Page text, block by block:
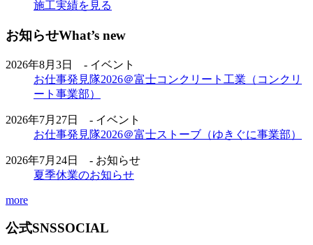
施工実績を見る
お知らせWhat’s new
2026年8月3日 - イベント
お仕事発見隊2026＠富士コンクリート工業（コンクリ
ート事業部）
2026年7月27日 - イベント
お仕事発見隊2026＠富士ストーブ（ゆきぐに事業部）
2026年7月24日 - お知らせ
夏季休業のお知らせ
more
公式SNSSOCIAL